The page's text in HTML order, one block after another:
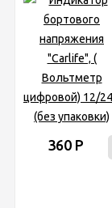
360 Р